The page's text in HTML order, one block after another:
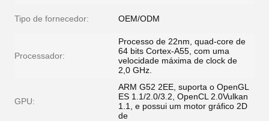
Tipo de fornecedor: OEM/ODM
Processador:
Processo de 22nm, quad-core de
64 bits Cortex-A55, com uma
velocidade máxima de clock de
2,0 GHz.
GPU:
ARM G52 2EE, suporta o OpenGL
ES 1.1/2.0/3.2, OpenCL 2.0Vulkan
1.1, e possui um motor gráfico 2D
de